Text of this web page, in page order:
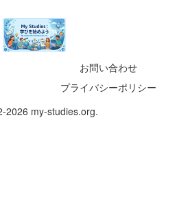
お問い合わせ
プライバシーポリシー
2026 my-studies.org.